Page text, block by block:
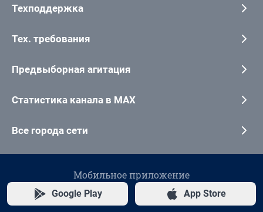
Техподдержка
Тех. требования
Предвыборная агитация
Статистика канала в MAX
Все города сети
Мобильное приложение
Google Play App Store